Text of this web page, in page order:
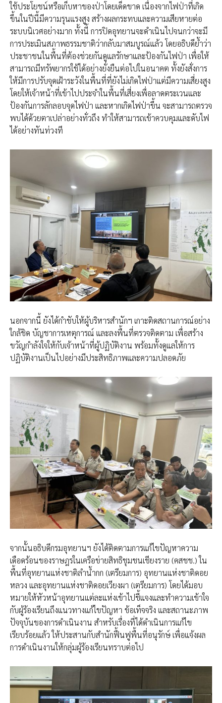
ใช้ประโยชน์หรือเก็บหาของป่าโดยเด็ดขาด เนื่องจากไฟป่าที่เกิด
ขึ้นในปีนี้มีความรุนแรงสูง สร้างผลกระทบและความเสียหายต่อ
ระบบนิเวศอย่างมาก ทั้งนี้ การปิดอุทยานจะดำเนินไปจนกว่าจะมี
การประเมินสภาพธรรมชาติว่ากลับมาสมบูรณ์แล้ว โดยอธิบดีย้ำว่า
ประชาชนในพื้นที่ต้องช่วยกันดูแลรักษาและป้องกันไฟป่า เพื่อให้
สามารถมีทรัพยากรใช้ได้อย่างยั่งยืนต่อไปในอนาคต ทั้งยังสั่งการ
ให้มีการปรับจุดเฝ้าระวังในพื้นที่ที่ยังไม่เกิดไฟป่าแต่มีความเสี่ยงสูง
โดยให้เจ้าหน้าที่เข้าไปประจำในพื้นที่เสี่ยงเพื่อลาดตระเวนและ
ป้องกันการลักลอบจุดไฟป่า และหากเกิดไฟป่าขึ้น จะสามารถตรวจ
พบได้ด้วยตาเปล่าอย่างทั่วถึง ทำให้สามารถเข้าควบคุมและดับไฟ
ได้อย่างทันท่วงที
นอกจากนี้ ยังได้กำชับให้ผู้บริหารสำนักฯ เกาะติดสถานการณ์อย่าง
ใกล้ชิด บัญชาการเหตุการณ์ และลงพื้นที่ตรวจติดตาม เพื่อสร้าง
ขวัญกำลังใจให้กับเจ้าหน้าที่ผู้ปฏิบัติงาน พร้อมทั้งดูแลให้การ
ปฏิบัติงานเป็นไปอย่างมีประสิทธิภาพและความปลอดภัย
จากนั้น​อธิบดีกรมอุทยานฯ ยังได้ติดตามการแก้ไขปัญหาความ
เดือดร้อนของราษฎรในเครือข่ายสิทธิชุมชนเชียงราย (คสชช.) ใน
พื้นที่อุทยานแห่งชาติลำน้ำกก (เตรียมการ) อุทยานแห่งชาติดอย
หลวง และอุทยานแห่งชาติดอยเวียงผา (เตรียมการ) โดยได้มอบ
หมายให้หัวหน้าอุทยานแต่ละแห่งเข้าไปชี้แจงและทำความเข้าใจ
กับผู้ร้องเรียนถึงแนวทางแก้ไขปัญหา ข้อเท็จจริง และสถานะภาพ
ปัจจุบันของการดำเนินงาน สำหรับเรื่องที่ได้ดำเนินการแก้ไข
เรียบร้อยแล้ว ให้ประสานกับสำนักฟื้นฟูพื้นที่อนุรักษ์ เพื่อแจ้งผล
การดำเนินงานให้กลุ่มผู้ร้องเรียนทราบต่อไป